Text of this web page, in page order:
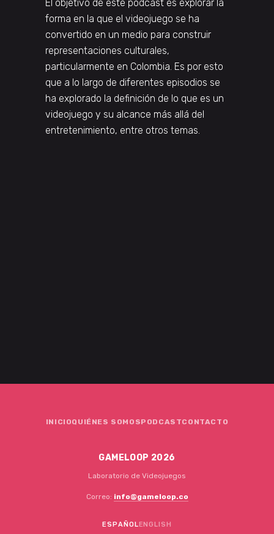
El objetivo de este podcast es explorar la
forma en la que el videojuego se ha
convertido en un medio para construir
representaciones culturales,
particularmente en Colombia. Es por esto
que a lo largo de diferentes episodios se
ha explorado la definición de lo que es un
videojuego y su alcance más allá del
entretenimiento, entre otros temas.
INICIOQUIÉNES SOMOSPODCASTCONTACTO
GAMELOOP 2026
Laboratorio de Videojuegos
Correo: info@gameloop.co
ESPAÑOLENGLISH